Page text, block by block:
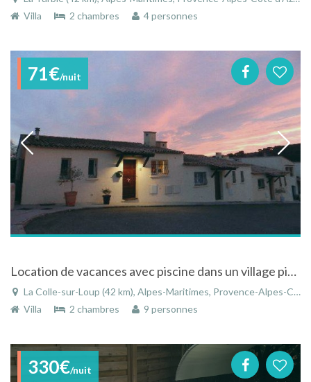
Villa
2 chambres 4 personnes
71€/nuit
Location de vacances avec piscine dans un village pittoresque
La Colle-sur-Loup (42 km), Alpes-Maritimes, Provence-Alpes-Côte d'Azur, France
Villa
2 chambres 9 personnes
330€/nuit